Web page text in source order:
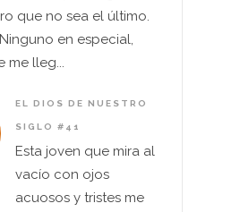
que no sea el último.
en especial,
me lleg...
EL DIOS DE NUESTRO
SIGLO #41
Esta joven que mira al
vacío con ojos
acuosos y tristes me